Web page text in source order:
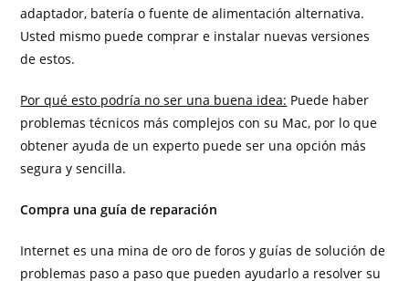
adaptador, batería o fuente de alimentación alternativa.
Usted mismo puede comprar e instalar nuevas versiones
de estos.
Por qué esto podría no ser una buena idea: Puede haber
problemas técnicos más complejos con su Mac, por lo que
obtener ayuda de un experto puede ser una opción más
segura y sencilla.
Compra una guía de reparación
Internet es una mina de oro de foros y guías de solución de
problemas paso a paso que pueden ayudarlo a resolver su